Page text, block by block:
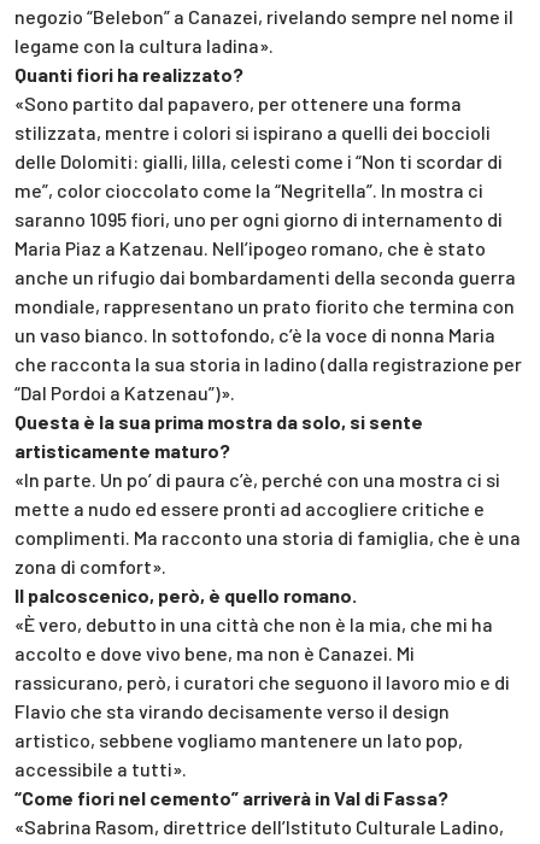
negozio “Belebon” a Canazei, rivelando sempre nel nome il
legame con la cultura ladina».
Quanti fiori ha realizzato?
«Sono partito dal papavero, per ottenere una forma
stilizzata, mentre i colori si ispirano a quelli dei boccioli
delle Dolomiti: gialli, lilla, celesti come i “Non ti scordar di
me”, color cioccolato come la “Negritella”. In mostra ci
saranno 1095 fiori, uno per ogni giorno di internamento di
Maria Piaz a Katzenau. Nell’ipogeo romano, che è stato
anche un rifugio dai bombardamenti della seconda guerra
mondiale, rappresentano un prato fiorito che termina con
un vaso bianco. In sottofondo, c’è la voce di nonna Maria
che racconta la sua storia in ladino (dalla registrazione per
“Dal Pordoi a Katzenau”)».
Questa è la sua prima mostra da solo, si sente
artisticamente maturo?
«In parte. Un po’ di paura c’è, perché con una mostra ci si
mette a nudo ed essere pronti ad accogliere critiche e
complimenti. Ma racconto una storia di famiglia, che è una
zona di comfort».
Il palcoscenico, però, è quello romano.
«È vero, debutto in una città che non è la mia, che mi ha
accolto e dove vivo bene, ma non è Canazei. Mi
rassicurano, però, i curatori che seguono il lavoro mio e di
Flavio che sta virando decisamente verso il design
artistico, sebbene vogliamo mantenere un lato pop,
accessibile a tutti».
“Come fiori nel cemento” arriverà in Val di Fassa?
«Sabrina Rasom, direttrice dell’Istituto Culturale Ladino,